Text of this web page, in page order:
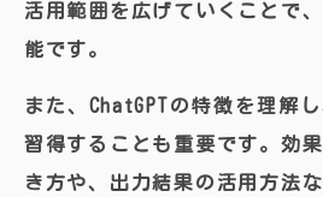
活用範囲を広げていくことで
能です。
また、ChatGPTの特徴を理解
習得することも重要です。効
き方や、出力結果の活用方法